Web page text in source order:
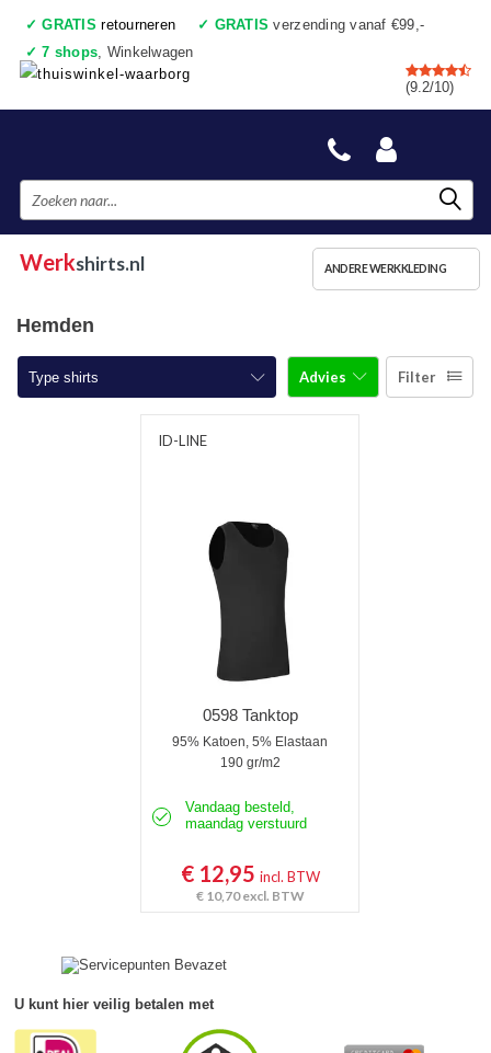
✓ GRATIS retourneren ✓ GRATIS verzending vanaf €99,-
✓ 7 shops, Winkelwagen
✓Voor 17:00 uur besteld, vandaag verzonden
✓Achteraf betalen ✓Ook een échte winkel
(9.2/10)
Werkshirts.nl ANDERE WERKKLEDING
Hemden
Type shirts Filter
Advies
ID-LINE
0598 Tanktop
95% Katoen, 5% Elastaan
190 gr/m2
Vandaag besteld,
maandag verstuurd
€ 12,95 incl. BTW
€ 10,70excl. BTW
U kunt hier veilig betalen met